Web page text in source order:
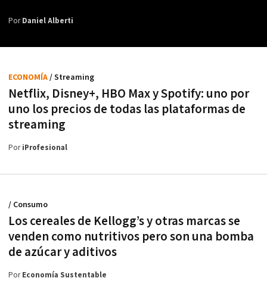
PorDaniel Alberti
Netflix, Disney+, HBO Max y Spotify: uno por
uno los precios de todas las plataformas de
streaming
ECONOMÍA/ Streaming
PoriProfesional
Los cereales de Kellogg’s y otras marcas se
venden como nutritivos pero son una bomba
de azúcar y aditivos
/ Consumo
PorEconomía Sustentable